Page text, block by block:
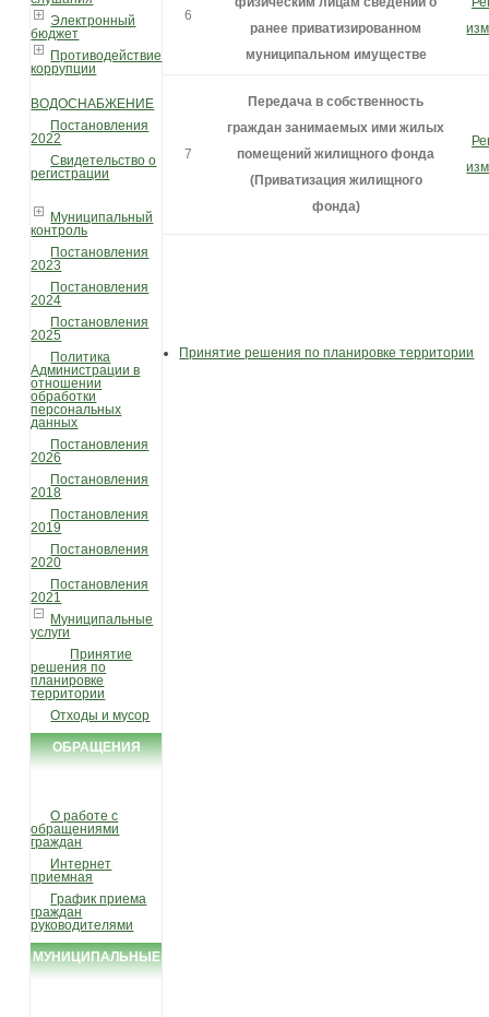
Электронный
бюджет
Противодействие
коррупции
ВОДОСНАБЖЕНИЕ
Постановления
2022
Свидетельство о
регистрации
Муниципальный
контроль
Постановления
2023
Постановления
2024
Постановления
2025
Политика
Администрации в
отношении
обработки
персональных
данных
Постановления
2026
Постановления
2018
Постановления
2019
Постановления
2020
Постановления
2021
Муниципальные
услуги
Принятие
решения по
планировке
территории
Отходы и мусор
ОБРАЩЕНИЯ
О работе с
обращениями
граждан
Интернет
приемная
График приема
граждан
руководителями
МУНИЦИПАЛЬНЫЕ
6
ранее приватизированном
муниципальном имуществе
7
Передача в собственность
граждан занимаемых ими жилых
помещений жилищного фонда
(Приватизация жилищного
фонда)
Принятие решения по планировке территории